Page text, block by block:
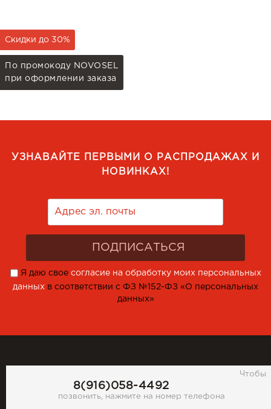
Скидки до 30%
По промокоду NOVOSEL
при оформлении заказа
УЗНАВАЙТЕ ПЕРВЫМИ О РАСПРОДАЖАХ И
НОВИНКАХ!
Я даю свое согласие на обработку моих персональных
данных в соответствии с ФЗ №152-ФЗ «О персональных
данных»
8(916)058-4492
Чтобы
позвонить, нажмите на номер телефона